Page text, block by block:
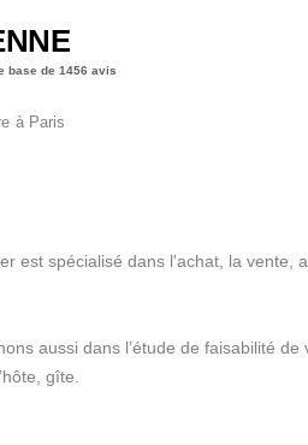
base de 1456 avis
à Paris
est spécialisé dans l'achat, la vente,
aussi dans l’étude de faisabilité
gîte.